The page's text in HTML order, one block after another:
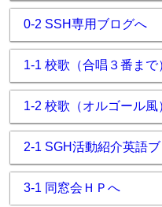
0-2 SSH専用ブログへ
1-1 校歌（合唱３番まで
1-2 校歌（オルゴール風
2-1 SGH活動紹介英語
3-1 同窓会ＨＰへ